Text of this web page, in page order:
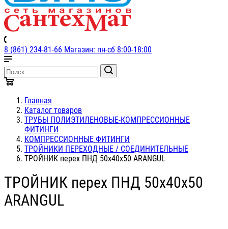
8 (861) 234-81-66 Магазин: пн-сб 8:00-18:00
Главная
Каталог товаров
ТРУБЫ ПОЛИЭТИЛЕНОВЫЕ-КОМПРЕССИОННЫЕ
ФИТИНГИ
КОМПРЕССИОННЫЕ ФИТИНГИ
ТРОЙНИКИ ПЕРЕХОДНЫЕ / СОЕДИНИТЕЛЬНЫЕ
ТРОЙНИК перех ПНД 50х40х50 ARANGUL
ТРОЙНИК перех ПНД 50х40х50
ARANGUL